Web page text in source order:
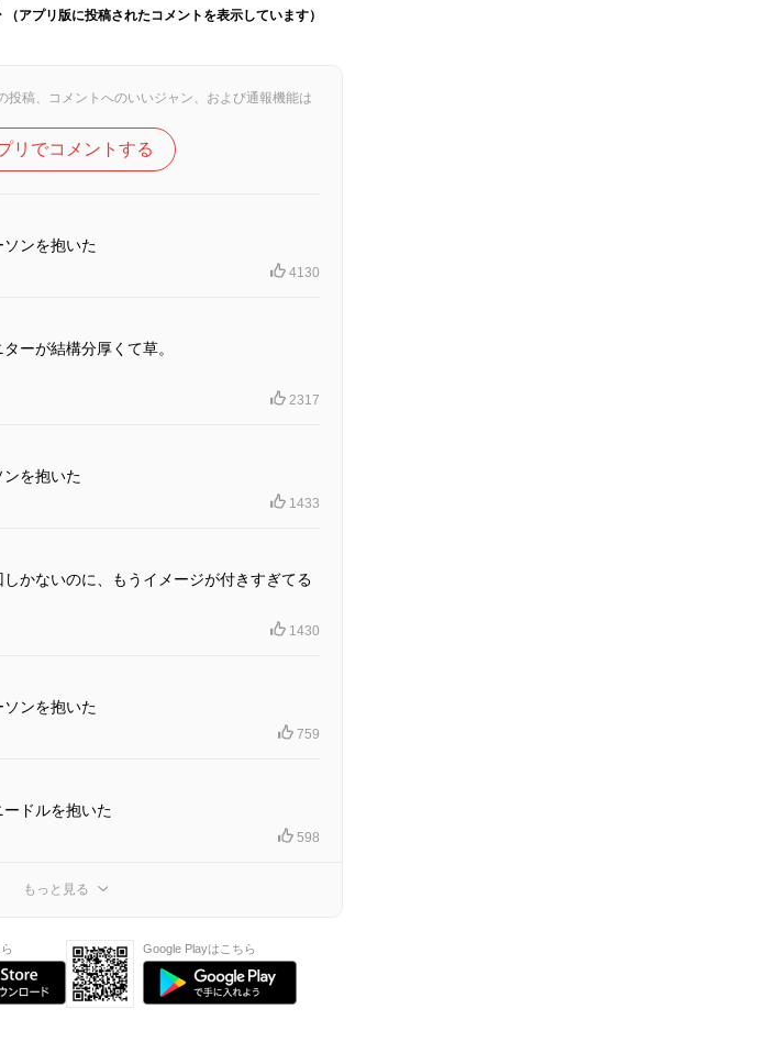
（アプリ版に投稿されたコメントを表示しています）
投稿、コメントへのいいジャン、および通報機能は
リでコメントする
ンを抱いた
4130
ーが結構分厚くて草。
2317
を抱いた
1433
かないのに、もうイメージが付きすぎてる
1430
ンを抱いた
759
ドルを抱いた
598
もっと見る
Google Playはこちら